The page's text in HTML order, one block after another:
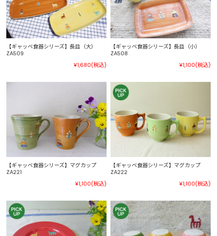
【ギャッベ食器シリーズ】長皿（大）
ZA509
¥1,680(税込)
【ギャッベ食器シリーズ】長皿（小）
ZA508
¥1,100(税込)
【ギャッベ食器シリーズ】マグカップ
ZA221
¥1,100(税込)
【ギャッベ食器シリーズ】マグカップ
ZA222
¥1,100(税込)